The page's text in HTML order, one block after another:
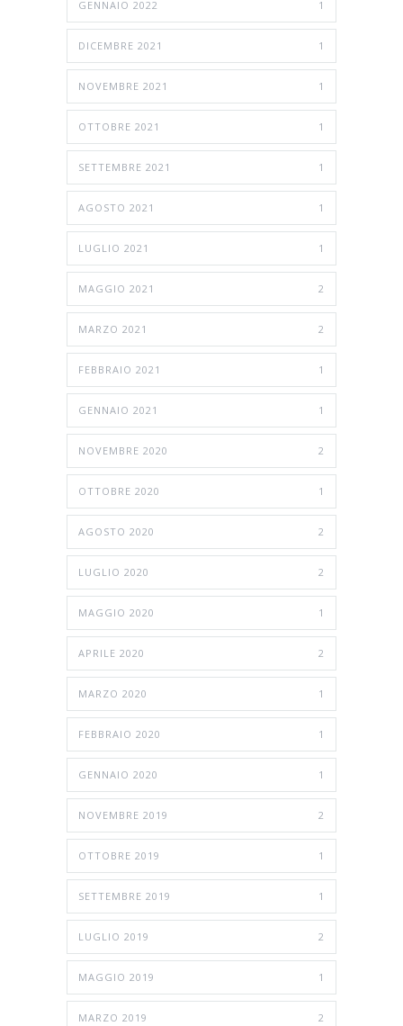
GENNAIO 2022 1
DICEMBRE 2021 1
NOVEMBRE 2021 1
OTTOBRE 2021 1
SETTEMBRE 2021 1
AGOSTO 2021 1
LUGLIO 2021 1
MAGGIO 2021 2
MARZO 2021 2
FEBBRAIO 2021 1
GENNAIO 2021 1
NOVEMBRE 2020 2
OTTOBRE 2020 1
AGOSTO 2020 2
LUGLIO 2020 2
MAGGIO 2020 1
APRILE 2020 2
MARZO 2020 1
FEBBRAIO 2020 1
GENNAIO 2020 1
NOVEMBRE 2019 2
OTTOBRE 2019 1
SETTEMBRE 2019 1
LUGLIO 2019 2
MAGGIO 2019 1
MARZO 2019 2